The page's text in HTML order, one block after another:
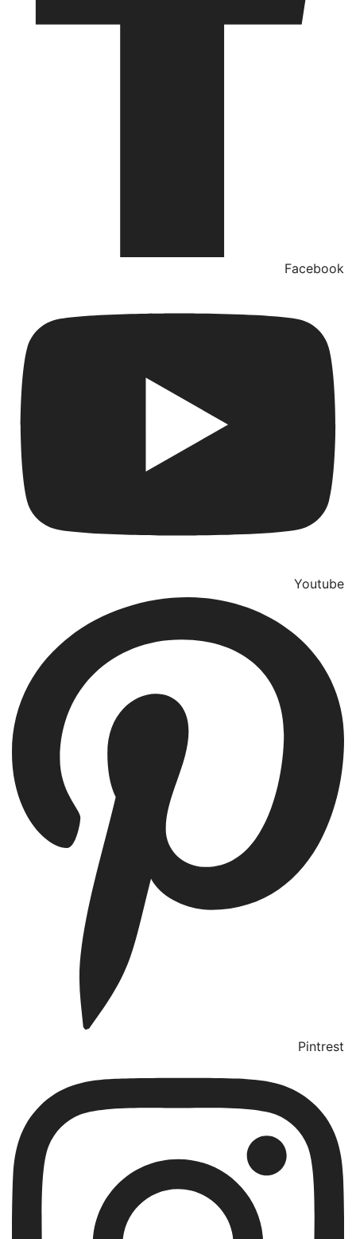
Facebook
Youtube
Pintrest